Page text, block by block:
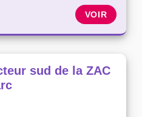
VOIR
sud de la ZAC